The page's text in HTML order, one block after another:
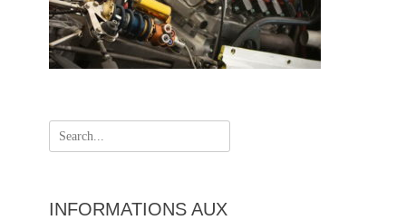
Search
for:
INFORMATIONS AUX